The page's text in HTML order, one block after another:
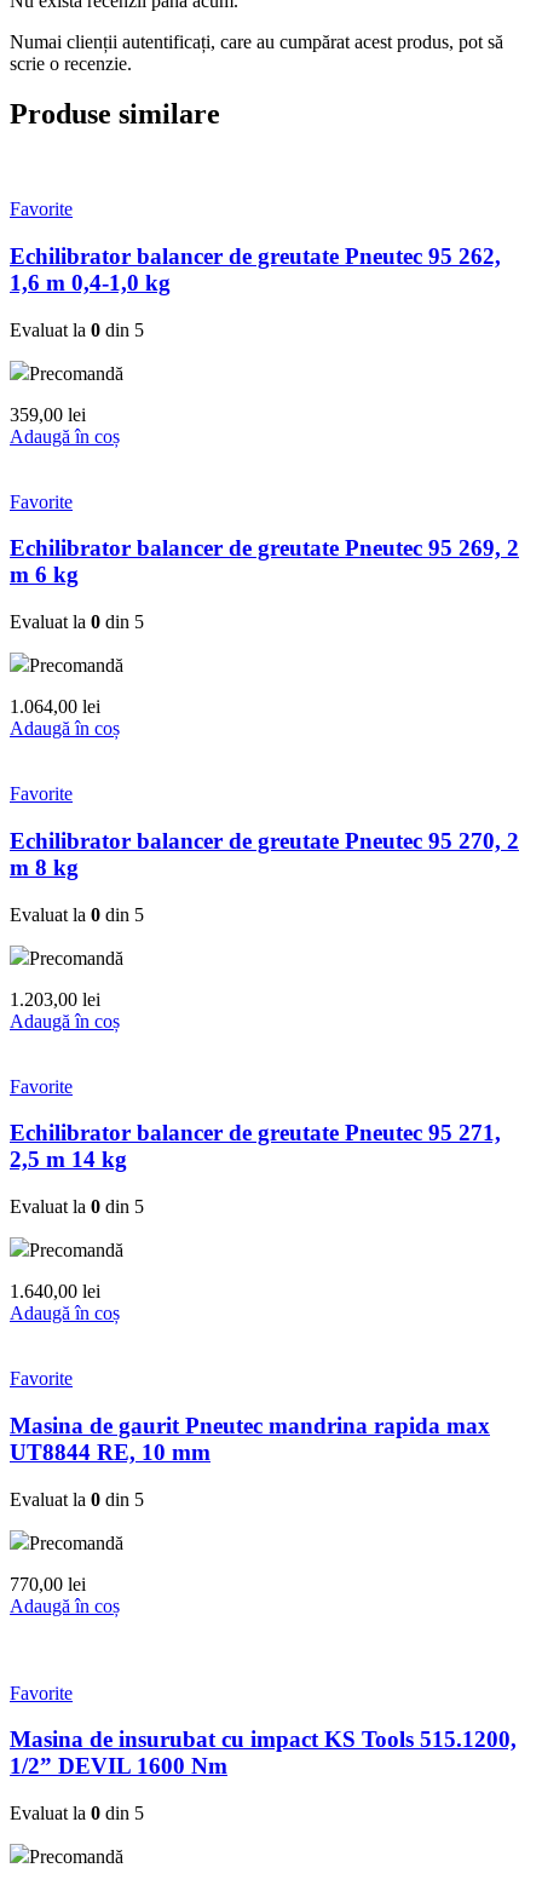
Numai clienții autentificați, care au cumpărat acest produs, pot să
scrie o recenzie.
Produse similare
Favorite
Echilibrator balancer de greutate Pneutec 95 262,
1,6 m 0,4-1,0 kg
Evaluat la 0 din 5
Precomandă
359,00 lei
Adaugă în coș
Favorite
Echilibrator balancer de greutate Pneutec 95 269, 2
m 6 kg
Evaluat la 0 din 5
Precomandă
1.064,00 lei
Adaugă în coș
Favorite
Echilibrator balancer de greutate Pneutec 95 270, 2
m 8 kg
Evaluat la 0 din 5
Precomandă
1.203,00 lei
Adaugă în coș
Favorite
Echilibrator balancer de greutate Pneutec 95 271,
2,5 m 14 kg
Evaluat la 0 din 5
Precomandă
1.640,00 lei
Adaugă în coș
Favorite
Masina de gaurit Pneutec mandrina rapida max
UT8844 RE, 10 mm
Evaluat la 0 din 5
Precomandă
770,00 lei
Adaugă în coș
Favorite
Masina de insurubat cu impact KS Tools 515.1200,
1/2” DEVIL 1600 Nm
Evaluat la 0 din 5
Precomandă